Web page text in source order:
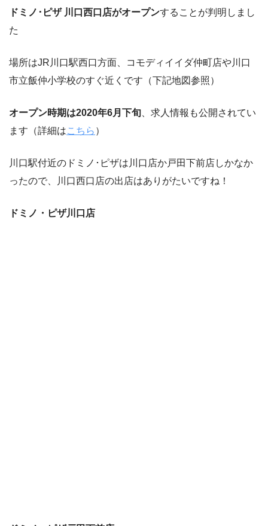
ドミノ･ピザ 川口西口店がオープンすることが判明しまし
た
場所はJR川口駅西口方面、コモディイイダ仲町店や川口
市立飯仲小学校のすぐ近くです（下記地図参照）
オープン時期は2020年6月下旬 、求人情報も公開されてい
ます（詳細はこちら ）
川口駅付近のドミノ･ピザは川口店か戸田下前店しかなか
ったので、川口西口店の出店はありがたいですね！
ドミノ・ピザ川口店